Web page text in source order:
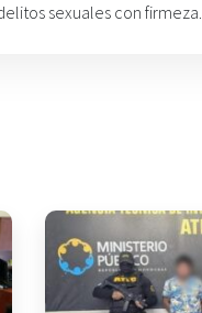
sexuales con firmeza.